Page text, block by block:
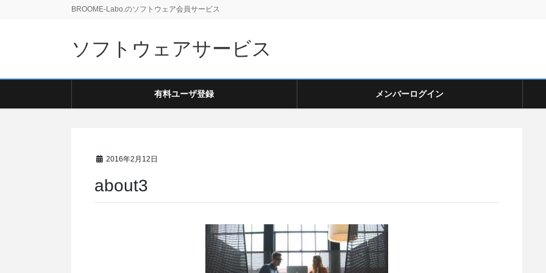
BROOME-Labo.のソフトウェア会員サービス
ソフトウェアサービス
有料ユーザ登録 メンバーログイン
2016年2月12日
about3